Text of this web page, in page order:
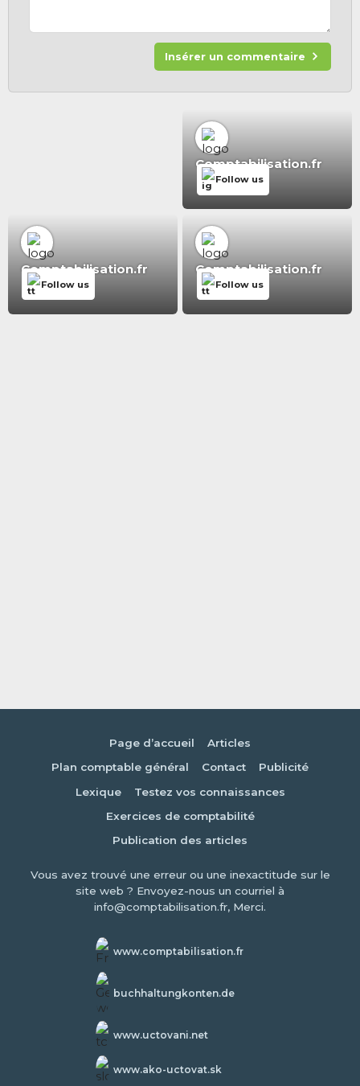
Insérer un commentaire
Comptabilisation.fr
Follow us
Comptabilisation.fr
Follow us
Comptabilisation.fr
Follow us
Page d’accueil
Articles
Plan comptable général
Contact
Publicité
Lexique
Testez vos connaissances
Exercices de comptabilité
Publication des articles
Vous avez trouvé une erreur ou une inexactitude sur le
site web ? Envoyez-nous un courriel à
info@comptabilisation.fr, Merci.
www.comptabilisation.fr
buchhaltungkonten.de
www.uctovani.net
www.ako-uctovat.sk